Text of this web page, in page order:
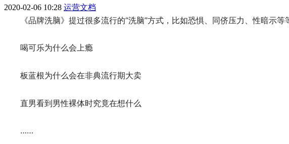
2020-02-06 10:28 运营文档
《品牌洗脑》提过很多流行的“洗脑”方式，比如恐惧、同侪压力、性暗示
喝可乐为什么会上瘾
板蓝根为什么会在非典流行期大卖
直男看到男性裸体时究竟在想什么
……